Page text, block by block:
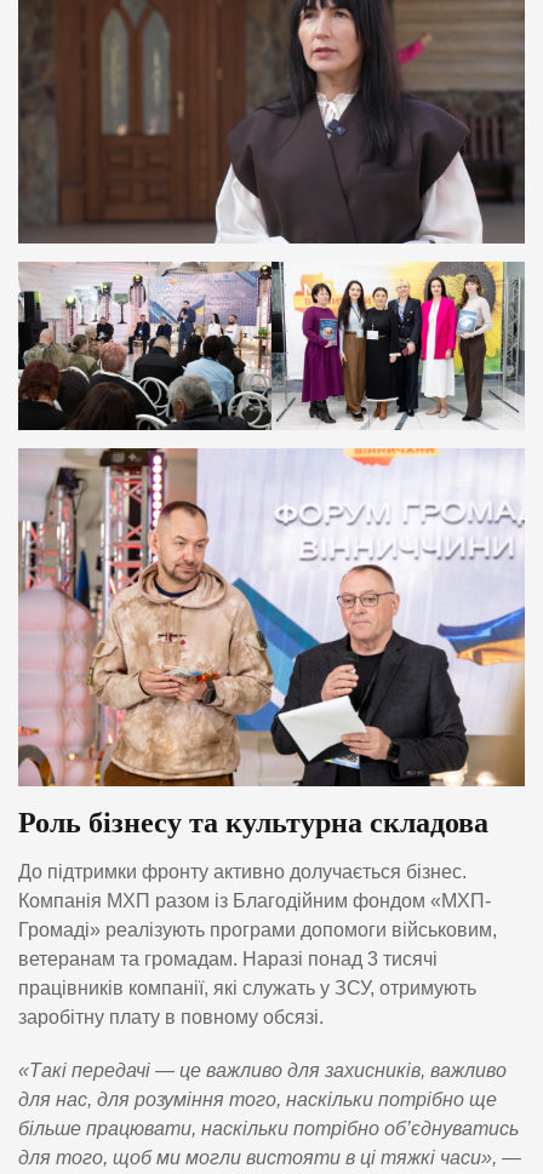
Роль бізнесу та культурна складова
До підтримки фронту активно долучається бізнес.
Компанія МХП разом із Благодійним фондом «МХП-
Громаді» реалізують програми допомоги військовим,
ветеранам та громадам. Наразі понад 3 тисячі
працівників компанії, які служать у ЗСУ, отримують
заробітну плату в повному обсязі.
«Такі передачі — це важливо для захисників, важливо
для нас, для розуміння того, наскільки потрібно ще
більше працювати, наскільки потрібно об’єднуватись
для того, щоб ми могли вистояти в ці тяжкі часи», —